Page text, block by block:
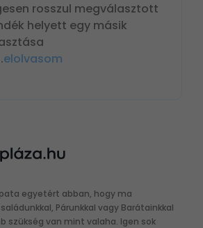
rosszul megválasztott
helyett egy másik
elolvasom
egyetért abban, hogy ma
Párunkkal vagy Barátainkkal
szükség van mint valaha. Igen sok